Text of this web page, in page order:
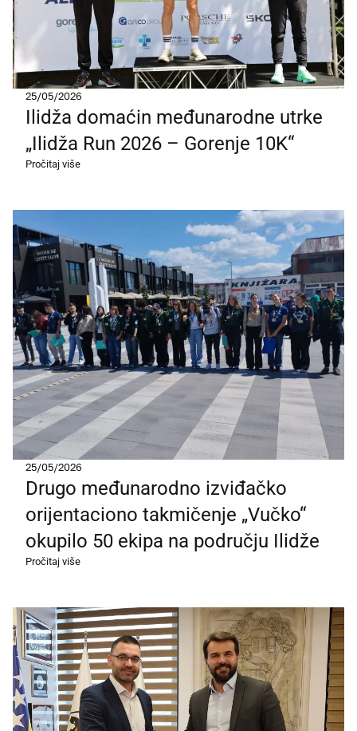
25/05/2026
Ilidža domaćin međunarodne utrke
„Ilidža Run 2026 – Gorenje 10K“
Pročitaj više
25/05/2026
Drugo međunarodno izviđačko
orijentaciono takmičenje „Vučko“
okupilo 50 ekipa na području Ilidže
Pročitaj više